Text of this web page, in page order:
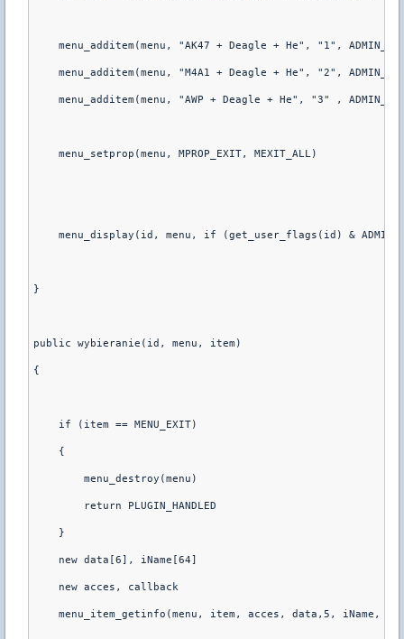
menu_additem(menu, "AK47 + Deagle + He", "1",
menu_additem(menu, "M4A1 + Deagle + He", "2",
menu_additem(menu, "AWP + Deagle + He", "3" ,
    menu_setprop(menu, MPROP_EXIT, MEXIT_ALL)
menu_display(id, menu, if (get_user_flags(id) &
}
public wybieranie(id, menu, item)
{
    if (item == MENU_EXIT)
    {
        menu_destroy(menu)
        return PLUGIN_HANDLED
    }
    new data[6], iName[64]
    new acces, callback
menu_item_getinfo(menu, item, acces, data,5, iName,